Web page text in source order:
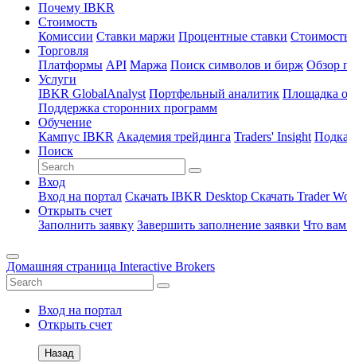
Почему IBKR
Стоимость
Комиссии Ставки маржи Процентные ставки
Торговля
Платформы API Маржа Поиск символов и бирж Обзор
Услуги
IBKR GlobalAnalyst Портфельный аналитик Площадка
Поддержка сторонних программ
Обучение
Кампус IBKR Академия трейдинга Traders' Insight
Поиск
Вход
Вход на портал Скачать IBKR Desktop Скачать Trader
Открыть счет
Заполнить заявку Завершить заполнение заявки Что
Домашняя страница Interactive Brokers
Вход на портал
Открыть счет
Назад